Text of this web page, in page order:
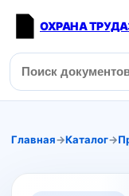
ОХРАНА ТРУДА
Главная→Каталог→